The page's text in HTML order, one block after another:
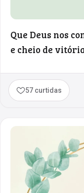
Que Deus nos
e cheio de
57 curtidas